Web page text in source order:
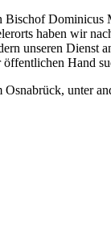
Dominicus
haben wir
unseren Dienst
Hand
unter